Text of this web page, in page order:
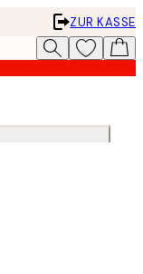
ZUR KASSE